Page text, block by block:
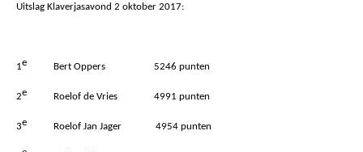
Uitslag Klaverjasavond 2 oktober 2017:
1eBert Oppers 5246 punten
2eRoelof de Vries 4991 punten
3eRoelof Jan Jager 4954 punten